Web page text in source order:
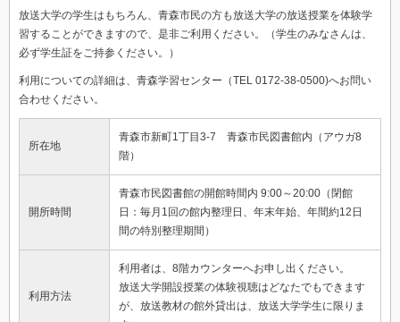
放送大学の学生はもちろん、青森市民の方も放送大学の放送授業を体験学
習することができますので、是非ご利用ください。（学生のみなさんは、
必ず学生証をご持参ください。）
利用についての詳細は、青森学習センター（TEL 0172-38-0500)へお問い
合わせください。
所在地
青森市新町1丁目3-7 青森市民図書館内（アウガ8
階）
開所時間
青森市民図書館の開館時間内 9:00～20:00（閉館
日：毎月1回の館内整理日、年末年始、年間約12日
間の特別整理期間）
利用方法
利用者は、8階カウンターへお申し出ください。
放送大学開設授業の体験視聴はどなたでもできます
が、放送教材の館外貸出は、放送大学学生に限りま